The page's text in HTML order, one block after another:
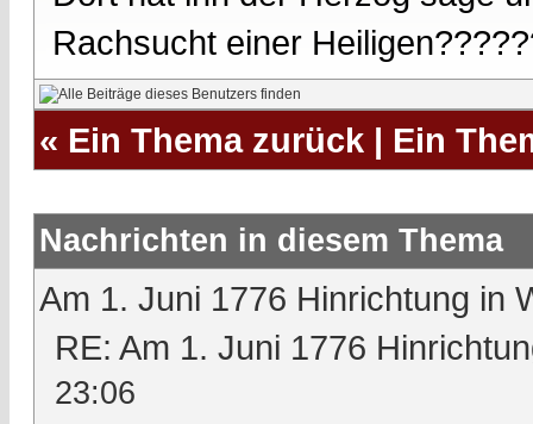
Rachsucht einer
« Ein Thema zurück | Ein
Nachrichten in diesem Thema
Am 1. Juni 1776 Hinrichtung in
RE: Am 1. Juni 1776
23:06